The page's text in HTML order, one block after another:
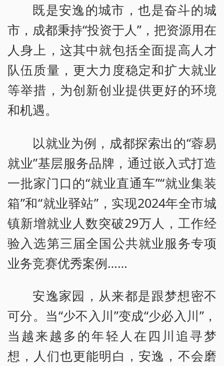
既是安逸的城市，也是奋斗的城
市，成都秉持“投资于人”，把资源用在
人身上，这其中就包括全面提高人才
队伍质量，更大力度稳定和扩大就业
等举措，为创新创业提供更好的环境
和机遇。
以就业为例，成都探索出的“蓉易
就业”基层服务品牌，通过嵌入式打造
一批家门口的“就业直通车”“就业集装
箱”和“就业驿站”，实现2024年全市城
镇新增就业人数突破29万人，工作经
验入选第三届全国公共就业服务专项
业务竞赛优秀案例……
安逸家园，从来都是跟梦想密不
可分。当“少不入川”变成“少必入川”，
当越来越多的年轻人在四川追寻梦
想，人们也更能明白，安逸，不会磨